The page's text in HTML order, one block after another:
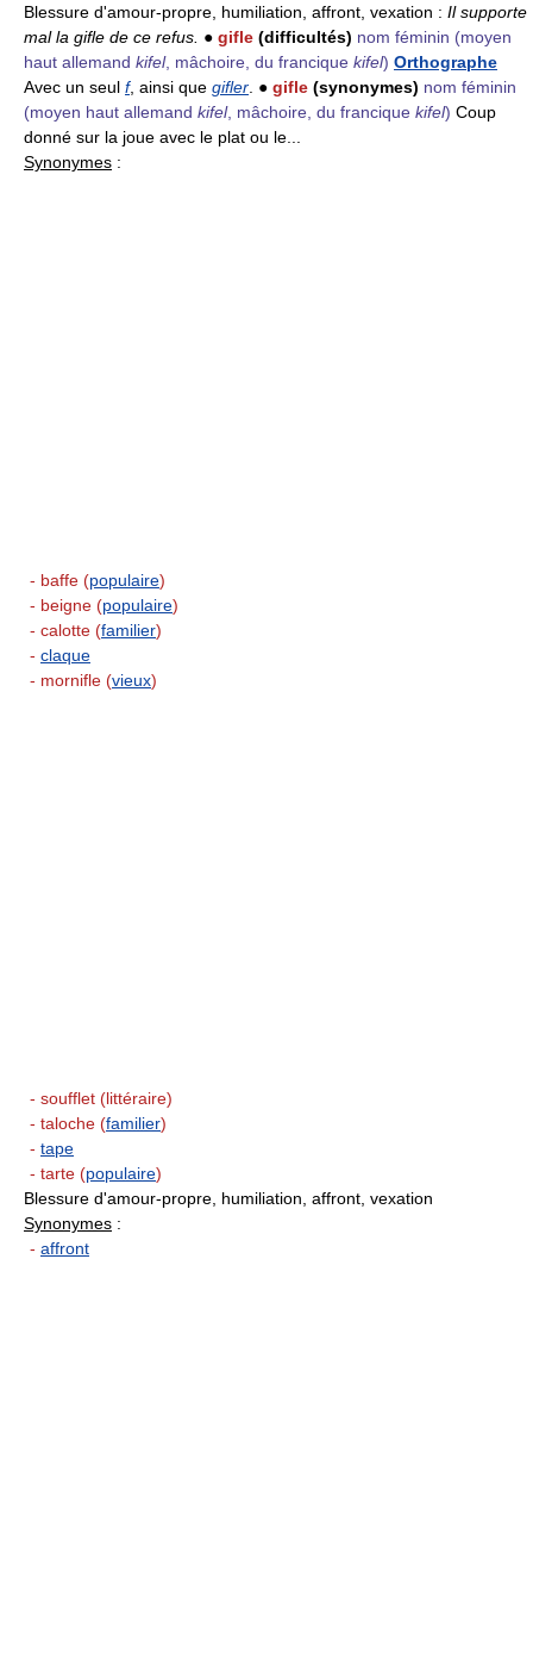
Blessure d'amour-propre, humiliation, affront, vexation : Il supporte
mal la gifle de ce refus. ● gifle (difficultés) nom féminin (moyen
haut allemand kifel, mâchoire, du francique kifel) Orthographe
Avec un seul f, ainsi que gifler . ● gifle (synonymes) nom féminin
(moyen haut allemand kifel, mâchoire, du francique kifel) Coup
donné sur la joue avec le plat ou le...
Synonymes :
- baffe (populaire)
- beigne (populaire)
- calotte (familier)
- claque
- mornifle (vieux)
- soufflet (littéraire)
- taloche (familier)
- tape
- tarte (populaire)
Blessure d'amour-propre, humiliation, affront, vexation
Synonymes :
- affront